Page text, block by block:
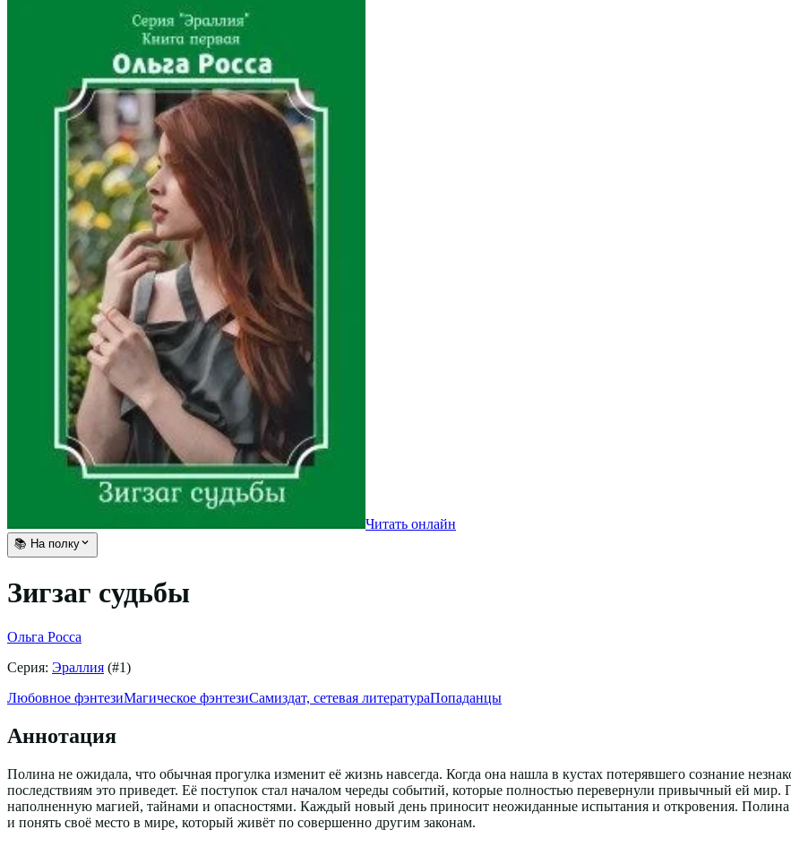
Читать онлайн
📚 На полку
Зигзаг судьбы
Ольга Росса
Серия: Эраллия (#1)
Любовное фэнтезиМагическое фэнтезиСамиздат, сетевая литератураПопаданцы
Аннотация
Полина не ожидала, что обычная прогулка изменит её жизнь навсегда. Когда она нашла в кустах потерявшего сознание
последствиям это приведет. Её поступок стал началом череды событий, которые полностью перевернули привычный ей
наполненную магией, тайнами и опасностями. Каждый новый день приносит неожиданные испытания и откровения. Полина
и понять своё место в мире, который живёт по совершенно другим законам.